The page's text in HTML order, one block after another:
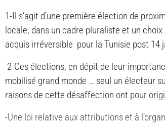
1-Il s’agit d’une première élection de
locale, dans un cadre pluraliste et un
acquis irréversible pour la Tunisie post 14
2-Ces élections, en dépit de leur
mobilisé grand monde … seul un électeur
raisons de cette désaffection ont pour
-Une loi relative aux attributions et à